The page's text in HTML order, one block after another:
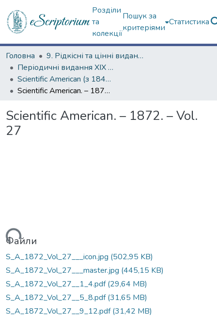
Розділи
та
колекції
Пошук за
критеріями
Статистика
Головна
9. Рідкісні та цінні видання
Періодичні видання ХІХ ст.
Scientific American (з 1845 р.)
Scientific American. – 1872. – Vol. 27
Scientific American. – 1872. – Vol.
27
Файли
S_A_1872_Vol_27___icon.jpg (502,95 KB)
S_A_1872_Vol_27___master.jpg (445,15 KB)
S_A_1872_Vol_27__1_4.pdf(29,64 MB)
S_A_1872_Vol_27__5_8.pdf(31,65 MB)
S_A_1872_Vol_27__9_12.pdf(31,42 MB)